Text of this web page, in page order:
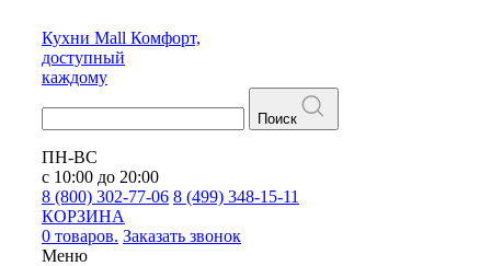
Кухни Mall Комфорт,
доступный
каждому
Поиск
ПН-ВС
с 10:00 до 20:00
8 (800) 302-77-06 8 (499) 348-15-11
КОРЗИНА
0 товаров. Заказать звонок
Меню